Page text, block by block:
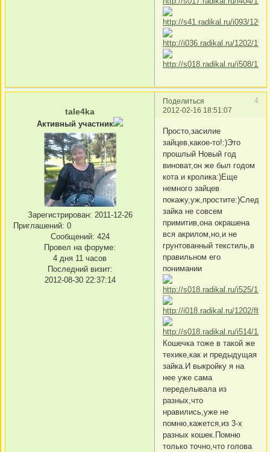
Поделиться
4
2012-02-16 18:51:07
tale4ka
Активный участник
Зарегистрирован: 2011-12-26
Приглашений: 0
Сообщений: 424
Провел на форуме:
4 дня 11 часов
Последний визит:
2012-08-30 22:37:14
Просто,засилие
зайцев,какое-то!:)Это
прошлый Новый год
виноват,он же был годом
кота и кролика:)Еще
немного зайцев
зайка не совсем
примитив,она окрашена
вся акрилом,но,и не
грунтованный текстиль,в
правильном его
понимании
Кошечка тоже в такой же
техике,как и предыдущая
зайка.И выкройку я на
нее уже сама
переделывала из
разных,что
нравились,уже не
помню,кажется,из 3-х
разных кошек.Помню
только точно,что голова